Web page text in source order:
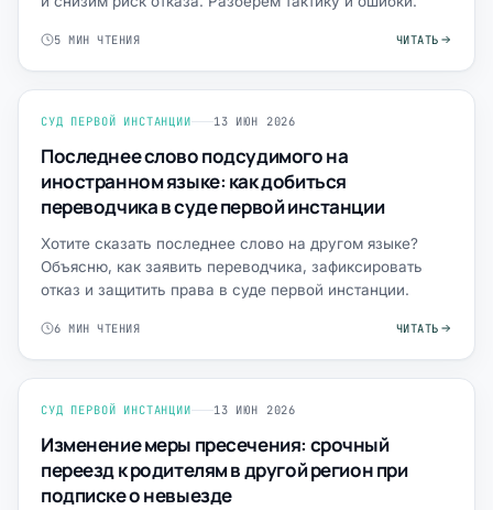
5 МИН ЧТЕНИЯ ЧИТАТЬ
СУД ПЕРВОЙ ИНСТАНЦИИ 13 ИЮН 2026
Последнее слово подсудимого на
иностранном языке: как добиться
переводчика в суде первой инстанции
Хотите сказать последнее слово на другом языке?
Объясню, как заявить переводчика, зафиксировать
отказ и защитить права в суде первой инстанции.
6 МИН ЧТЕНИЯ ЧИТАТЬ
СУД ПЕРВОЙ ИНСТАНЦИИ 13 ИЮН 2026
Изменение меры пресечения: срочный
переезд к родителям в другой регион при
подписке о невыезде